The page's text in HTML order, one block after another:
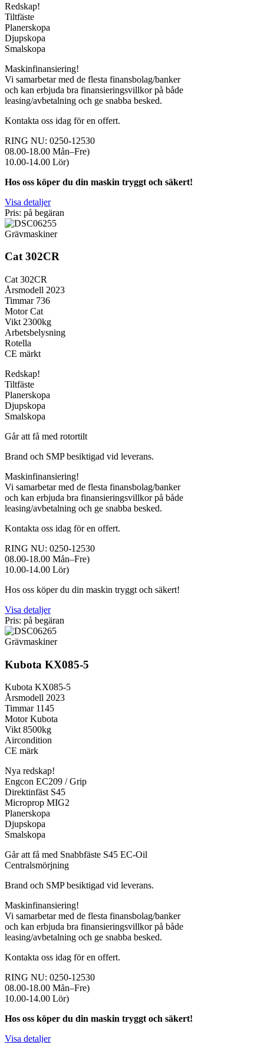
Redskap!
Tiltfäste
Planerskopa
Djupskopa
Smalskopa
Maskinfinansiering!
Vi samarbetar med de flesta finansbolag/banker
och kan erbjuda bra finansieringsvillkor på både
leasing/avbetalning och ge snabba besked.
Kontakta oss idag för en offert.
RING NU: 0250-12530
08.00-18.00 Mån–Fre)
10.00-14.00 Lör)
Hos oss köper du din maskin tryggt och säkert!
Visa detaljer
Pris: på begäran
Grävmaskiner
Cat 302CR
Cat 302CR
Årsmodell 2023
Timmar 736
Motor Cat
Vikt 2300kg
Arbetsbelysning
Rotella
CE märkt
Redskap!
Tiltfäste
Planerskopa
Djupskopa
Smalskopa
Går att få med rotortilt
Brand och SMP besiktigad vid leverans.
Maskinfinansiering!
Vi samarbetar med de flesta finansbolag/banker
och kan erbjuda bra finansieringsvillkor på både
leasing/avbetalning och ge snabba besked.
Kontakta oss idag för en offert.
RING NU: 0250-12530
08.00-18.00 Mån–Fre)
10.00-14.00 Lör)
Hos oss köper du din maskin tryggt och säkert!
Visa detaljer
Pris: på begäran
Grävmaskiner
Kubota KX085-5
Kubota KX085-5
Årsmodell 2023
Timmar 1145
Motor Kubota
Vikt 8500kg
Aircondition
CE märk
Nya redskap!
Engcon EC209 / Grip
Direktinfäst S45
Microprop MIG2
Planerskopa
Djupskopa
Smalskopa
Går att få med Snabbfäste S45 EC-Oil
Centralsmörjning
Brand och SMP besiktigad vid leverans.
Maskinfinansiering!
Vi samarbetar med de flesta finansbolag/banker
och kan erbjuda bra finansieringsvillkor på både
leasing/avbetalning och ge snabba besked.
Kontakta oss idag för en offert.
RING NU: 0250-12530
08.00-18.00 Mån–Fre)
10.00-14.00 Lör)
Hos oss köper du din maskin tryggt och säkert!
Visa detaljer